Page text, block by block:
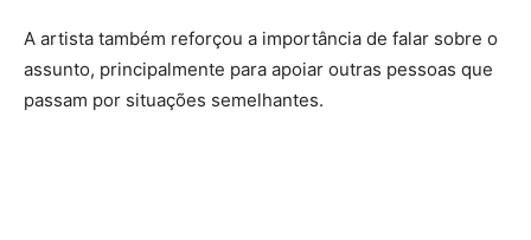
A artista também reforçou a importância de falar sobre o
assunto, principalmente para apoiar outras pessoas que
passam por situações semelhantes.